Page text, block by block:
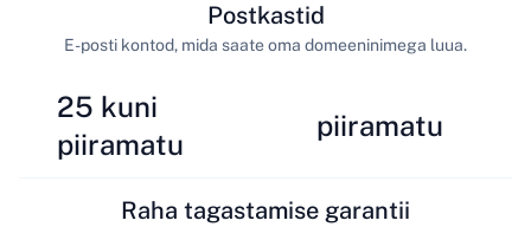
25 kuni
piiramatu
Postkastid
E-posti kontod, mida saate oma domeeninimega luua.
piiramatu
Raha tagastamise garantii